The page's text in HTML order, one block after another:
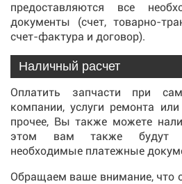
предоставляются все
документы (счет, товарно-
счет-фактура и договор).
Наличный расчет
Оплатить запчасти при
компании, услуги ремонта
прочее, Вы также можете
этом вам также будут
необходимые платежные
Обращаем ваше внимание, что